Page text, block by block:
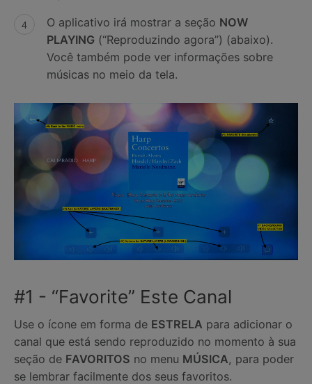
O aplicativo irá mostrar a seção NOW
PLAYING(“Reproduzindo agora”) (abaixo).
Você também pode ver informações sobre
músicas no meio da tela.
#1 - “Favorite” Este Canal
Use o ícone em forma de ESTRELA para adicionar o
canal que está sendo reproduzido no momento à sua
seção de FAVORITOS no menu MÚSICA, para poder
se lembrar facilmente dos seus favoritos.